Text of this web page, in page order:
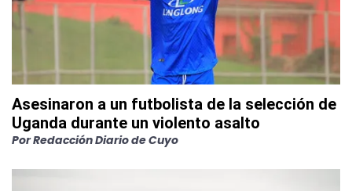
Asesinaron a un futbolista de la selección de
Uganda durante un violento asalto
PorRedacción Diario de Cuyo